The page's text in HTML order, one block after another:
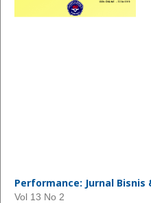
Performance: Jurnal Bisnis
Vol 13 No 2